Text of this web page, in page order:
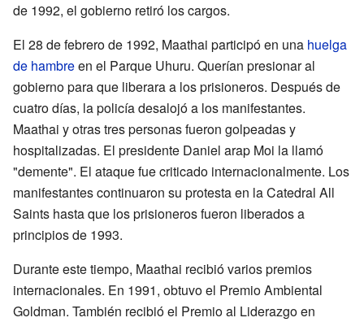
de 1992, el gobierno retiró los cargos.
El 28 de febrero de 1992, Maathai participó en una huelga
de hambreen el Parque Uhuru. Querían presionar al
gobierno para que liberara a los prisioneros. Después de
cuatro días, la policía desalojó a los manifestantes.
Maathai y otras tres personas fueron golpeadas y
hospitalizadas. El presidente Daniel arap Moi la llamó
"demente". El ataque fue criticado internacionalmente. Los
manifestantes continuaron su protesta en la Catedral All
Saints hasta que los prisioneros fueron liberados a
principios de 1993.
Durante este tiempo, Maathai recibió varios premios
internacionales. En 1991, obtuvo el Premio Ambiental
Goldman. También recibió el Premio al Liderazgo en